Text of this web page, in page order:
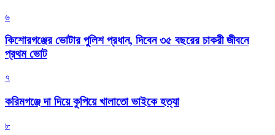
৬
কিশোরগঞ্জের ভোটার পুলিশ প্রধান, দিবেন ৩৫ বছরের চাকরী জীবনে
প্রথম ভোট
৭
করিমগঞ্জে দা দিয়ে কুপিয়ে খালাতো ভাইকে হত্যা
৮